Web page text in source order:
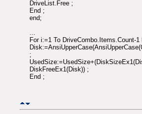
DriveList.Free ;
End ;
end;
...
For i:=1 To DriveCombo.Items.Count-1
;
DiskFreeEx1(Disk)) ;
End ;